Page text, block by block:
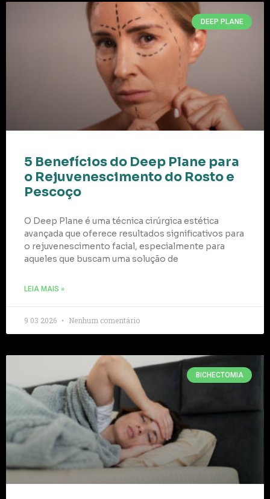
DEEP PLANE
5 Benefícios do Deep Plane para
o Rejuvenescimento do Rosto e
Pescoço
O Deep Plane é uma técnica cirúrgica estética
avançada que oferece resultados significativos para
o rejuvenescimento facial, especialmente para
aqueles que buscam uma solução de
LEIA MAIS »
9 03 2026 Nenhum comentário
BICHECTOMIA